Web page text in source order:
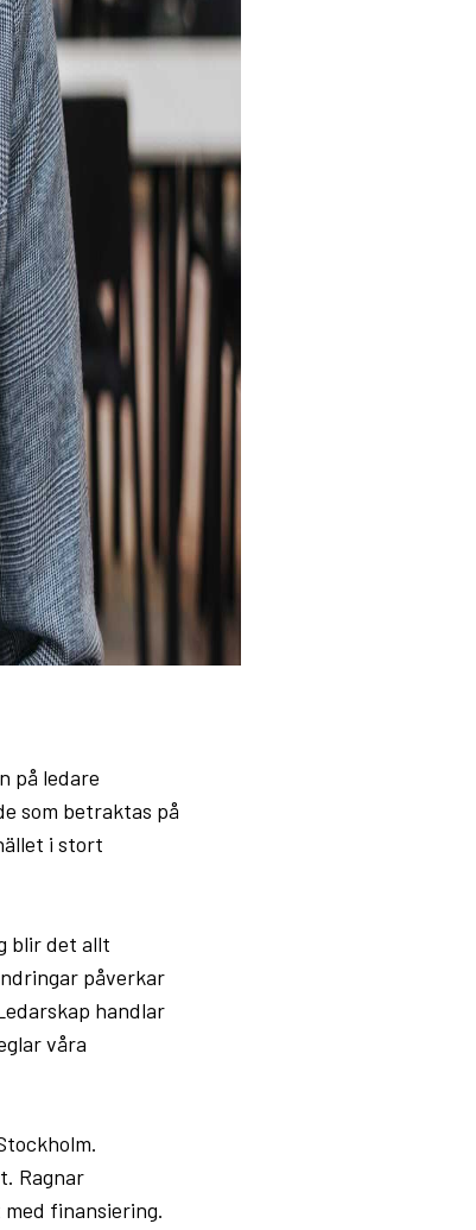
på ledare
som betraktas på
i stort
blir det allt
påverkar
handlar
våra
Ragnar
finansiering.